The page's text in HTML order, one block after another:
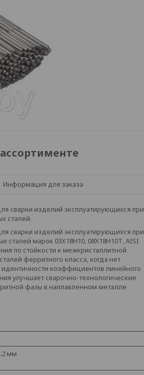
Информация для заказа
сварки изделий эксплуатирующихся при
сталей.
сварки изделий эксплуатирующихся при
сталей марок 03Х18Н10, 08Х18Н10Т, AISI
по стойкости к межкристаллитной
ферритного класса, когда нет
идентичности коэффициентов линейного
улучшаетсварочно-технологические
фазы в наплавленном металле
мм